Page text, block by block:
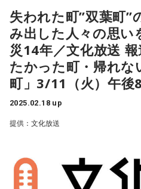
そこから、80年代後半から坂本
DJへ。「TECHNOVA」「
SAKAMOTO & YUKALICIOUS
ら、「WAR HEAD」「千のナイ
楽曲を中心にプレイ。終盤には
は、今年の春にリリースが予定
（1979年グリークシアター）よ
MUSK」、そして「い・け・な
レイを終えた。
TOWA TEI
季節』（日活・古川卓巳）でス
し、続く「狂った果実」（日活
名主題歌、劇中で歌った「想い
デビューし、同作では生涯の伴
子）と共演。日本映画界、歌謡
起こした。
人気絶頂だった1958（昭和33
リスナーに語りかける裕次郎
を魅了した。
失われた町”双葉町”
み出した人々の思
災14年／文化放送
たかった町・帰れな
町」3/11（火）午後
2025.02.18 up
提供：文化放送